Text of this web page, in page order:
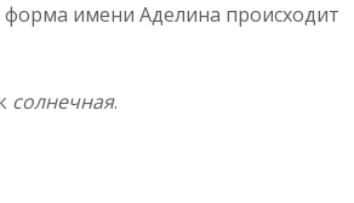
форма имени Аделина происходит
солнечная.